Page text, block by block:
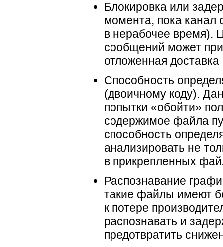
Блокировка или
момента, пока канал
в нерабочее время).
сообщений может
отложенная доставка
Способность
(двоичному коду).
попытки «обойти»
содержимое файла
способность
анализировать не
в прикрепленных
Распознавание
такие файлы имеют
к потере
распознавать и
предотвратить